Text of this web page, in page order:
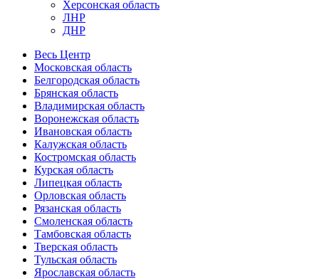
Херсонская область
ЛНР
ДНР
Весь Центр
Московская область
Белгородская область
Брянская область
Владимирская область
Воронежская область
Ивановская область
Калужская область
Костромская область
Курская область
Липецкая область
Орловская область
Рязанская область
Смоленская область
Тамбовская область
Тверская область
Тульская область
Ярославская область